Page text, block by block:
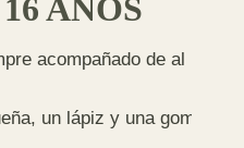
AÑOS
acompañado de al
un lápiz y una goma